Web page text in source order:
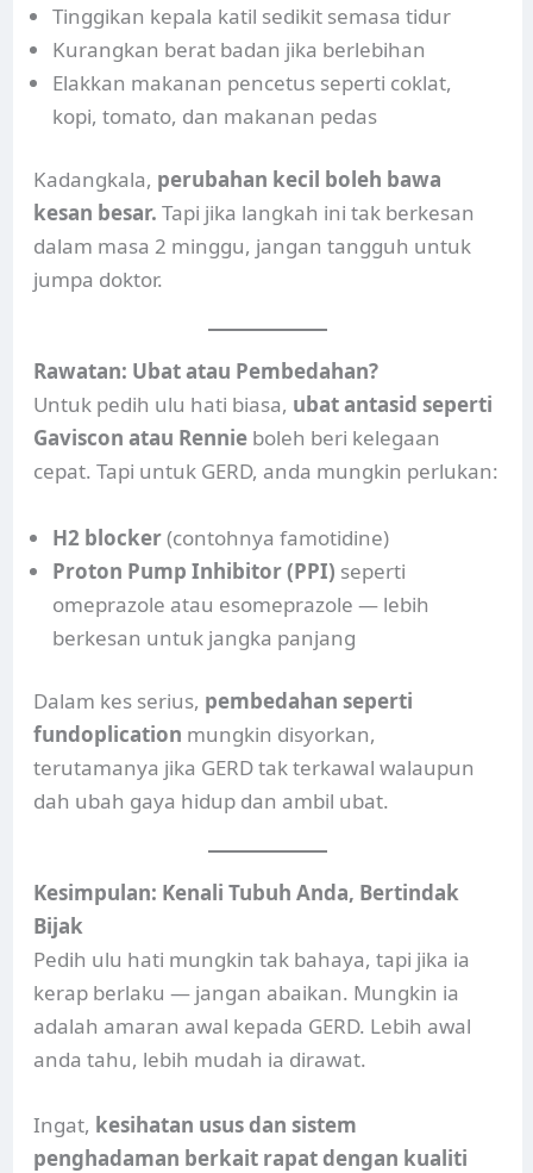
Tinggikan kepala katil sedikit semasa tidur
Kurangkan berat badan jika berlebihan
Elakkan makanan pencetus seperti coklat,
kopi, tomato, dan makanan pedas
Kadangkala, perubahan kecil boleh bawa
kesan besar. Tapi jika langkah ini tak berkesan
dalam masa 2 minggu, jangan tangguh untuk
jumpa doktor.
Rawatan: Ubat atau Pembedahan?
Untuk pedih ulu hati biasa, ubat antasid seperti
Gaviscon atau Rennie boleh beri kelegaan
cepat. Tapi untuk GERD, anda mungkin perlukan:
H2 blocker(contohnya famotidine)
Proton Pump Inhibitor (PPI) seperti
omeprazole atau esomeprazole — lebih
berkesan untuk jangka panjang
Dalam kes serius, pembedahan seperti
fundoplication mungkin disyorkan,
terutamanya jika GERD tak terkawal walaupun
dah ubah gaya hidup dan ambil ubat.
Kesimpulan: Kenali Tubuh Anda, Bertindak
Bijak
Pedih ulu hati mungkin tak bahaya, tapi jika ia
kerap berlaku — jangan abaikan. Mungkin ia
adalah amaran awal kepada GERD. Lebih awal
anda tahu, lebih mudah ia dirawat.
Ingat, kesihatan usus dan sistem
penghadaman berkait rapat dengan kualiti